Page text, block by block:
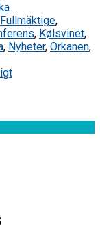
Fullmäktige,
, Kølsvinet,
, Nyheter, Orkanen,